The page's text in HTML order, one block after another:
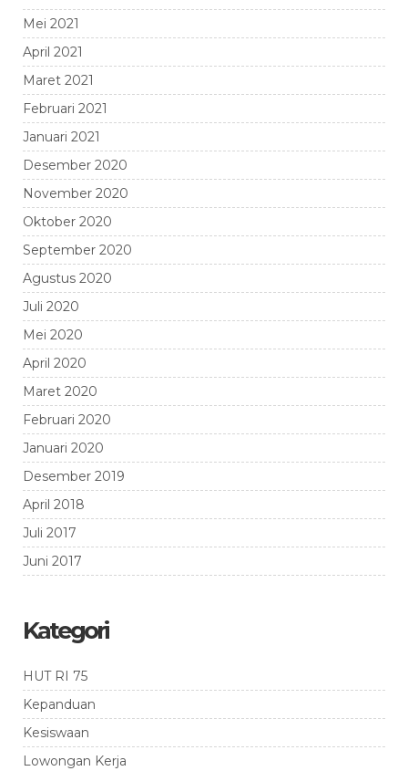
Mei 2021
April 2021
Maret 2021
Februari 2021
Januari 2021
Desember 2020
November 2020
Oktober 2020
September 2020
Agustus 2020
Juli 2020
Mei 2020
April 2020
Maret 2020
Februari 2020
Januari 2020
Desember 2019
April 2018
Juli 2017
Juni 2017
Kategori
HUT RI 75
Kepanduan
Kesiswaan
Lowongan Kerja